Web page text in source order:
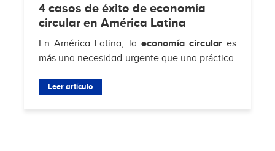
4 casos de éxito de economía
circular en América Latina
En América Latina, la economía circulares
más una necesidad urgente que una práctica.
Residuos Sólidos Municipales
Leer artículo